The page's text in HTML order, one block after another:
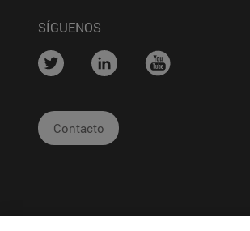
SÍGUENOS
.... .... ....
Contacto